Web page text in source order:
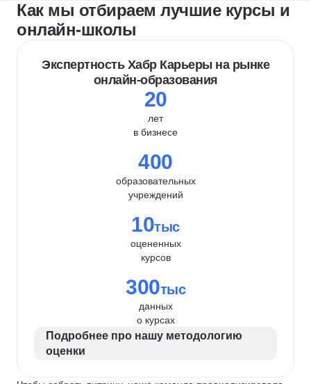
Как мы отбираем лучшие курсы и
онлайн-школы
Экспертность Хабр Карьеры на рынке
онлайн-образования
20
лет
в бизнесе
400
образовательных
учреждений
10тыс
оцененных
курсов
300тыс
данных
о курсах
Подробнее про нашу методологию
оценки